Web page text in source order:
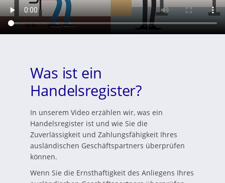
Was ist ein
Handelsregister?
In unserem Video erzählen wir, was ein
Handelsregister ist und wie Sie die
Zuverlässigkeit und Zahlungsfähigkeit Ihres
ausländischen Geschäftspartners überprüfen
können.
Wenn Sie die Ernsthaftigkeit des Anliegens Ihres